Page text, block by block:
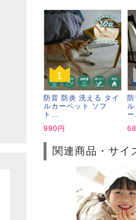
maison de reve
HOME
DESIGN LIFE
Piece
NEXTHOME
BIG SIZE RUG
在庫一掃アウトレ
1
防音 防炎 洗える タイ
ルカーペット ソフ
ト...
990円
防
ー
関連商品・サイ